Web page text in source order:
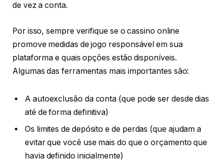
de vez a conta.
Por isso, sempre verifique se o cassino online
promove medidas de jogo responsável em sua
plataforma e quais opções estão disponíveis.
Algumas das ferramentas mais importantes são:
A autoexclusão da conta (que pode ser desde dias
até de forma definitiva)
Os limites de depósito e de perdas (que ajudam a
evitar que você use mais do que o orçamento que
havia definido inicialmente)